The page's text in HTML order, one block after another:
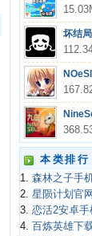
坏结
本类排行
1. 森林之子手
2. 星陨计划官
3. 恋活2安卓手
4. 百炼英雄下